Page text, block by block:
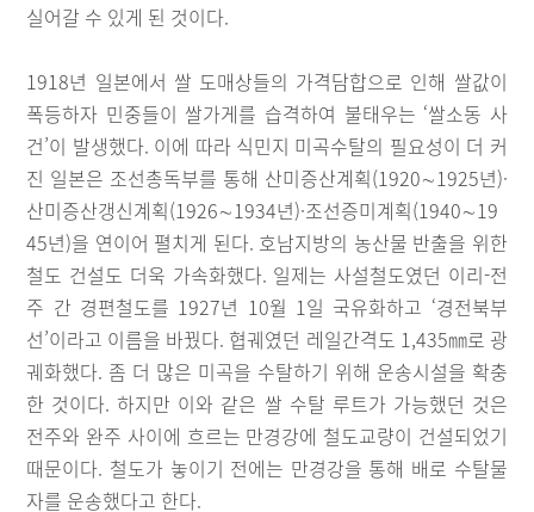
실어갈 수 있게 된 것이다.
1918년 일본에서 쌀 도매상들의 가격담합으로 인해 쌀값이
폭등하자 민중들이 쌀가게를 습격하여 불태우는 ‘쌀소동 사
건’이 발생했다. 이에 따라 식민지 미곡수탈의 필요성이 더 커
진 일본은 조선총독부를 통해 산미증산계획(1920∼1925년)·
산미증산갱신계획(1926∼1934년)·조선증미계획(1940∼19
45년)을 연이어 펼치게 된다. 호남지방의 농산물 반출을 위한
철도 건설도 더욱 가속화했다. 일제는 사설철도였던 이리-전
주 간 경편철도를 1927년 10월 1일 국유화하고 ‘경전북부
선’이라고 이름을 바꿨다. 협궤였던 레일간격도 1,435㎜로 광
궤화했다. 좀 더 많은 미곡을 수탈하기 위해 운송시설을 확충
한 것이다. 하지만 이와 같은 쌀 수탈 루트가 가능했던 것은
전주와 완주 사이에 흐르는 만경강에 철도교량이 건설되었기
때문이다. 철도가 놓이기 전에는 만경강을 통해 배로 수탈물
자를 운송했다고 한다.